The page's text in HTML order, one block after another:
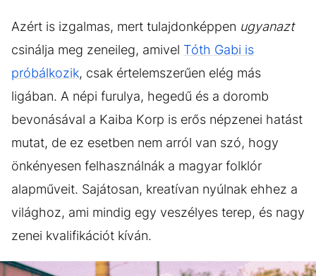
Azért is izgalmas, mert tulajdonképpen ugyanazt
csinálja meg zeneileg, amivel Tóth Gabi is
próbálkozik, csak értelemszerűen elég más
ligában. A népi furulya, hegedű és a doromb
bevonásával a Kaiba Korp is erős népzenei hatást
mutat, de ez esetben nem arról van szó, hogy
önkényesen felhasználnák a magyar folklór
alapműveit. Sajátosan, kreatívan nyúlnak ehhez a
világhoz, ami mindig egy veszélyes terep, és nagy
zenei kvalifikációt kíván.